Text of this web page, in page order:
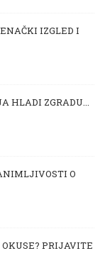
IZGLED I
HLADI ZGRADU...
O
PRIJAVITE